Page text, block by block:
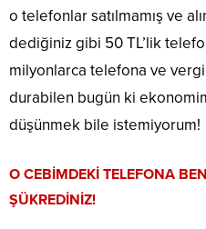
o telefonlar satılmamış ve
dediğiniz gibi 50 TL’lik
milyonlarca telefona ve
durabilen bugün ki
düşünmek bile istemiyorum!
O CEBİMDEKİ TELEFONA
ŞÜKREDİNİZ!